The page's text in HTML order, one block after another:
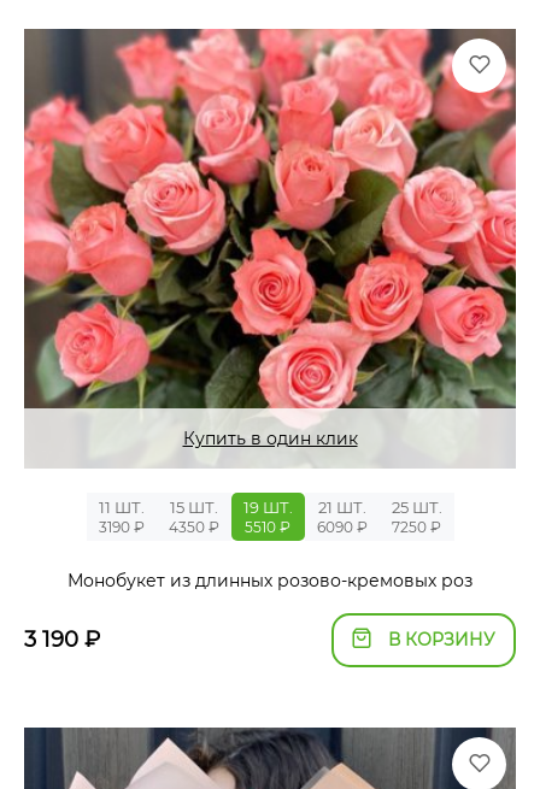
Купить в один клик
11 ШТ.
3190 ₽
15 ШТ.
4350 ₽
19 ШТ.
5510 ₽
21 ШТ.
6090 ₽
25 ШТ.
7250 ₽
Монобукет из длинных розово-кремовых роз
3 190 ₽ В КОРЗИНУ